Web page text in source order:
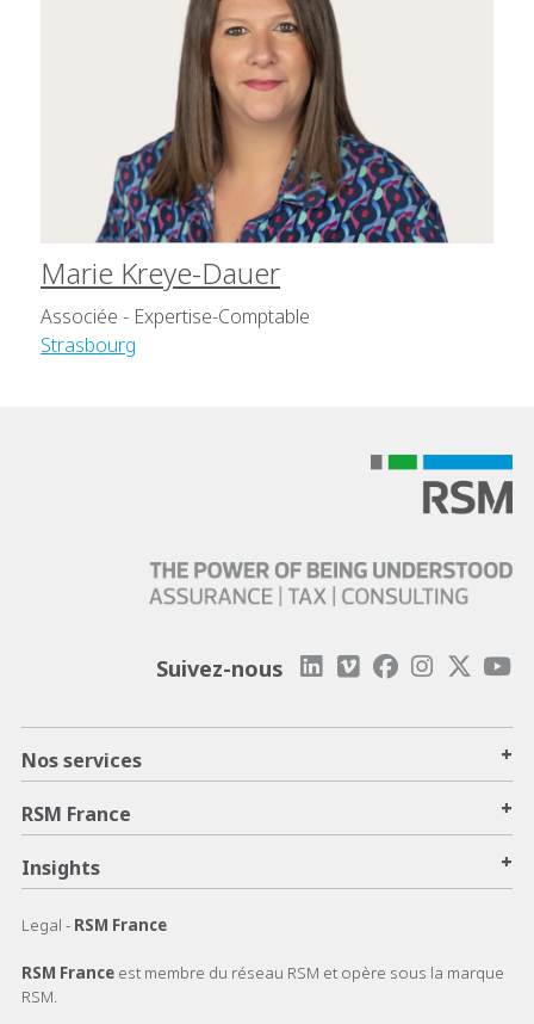
Marie Kreye-Dauer
Associée - Expertise-Comptable
Strasbourg
Suivez-nous
Nos services +
RSM France +
Insights +
Legal - RSM France
RSM France est membre du réseau RSM et opère sous la marque
RSM.